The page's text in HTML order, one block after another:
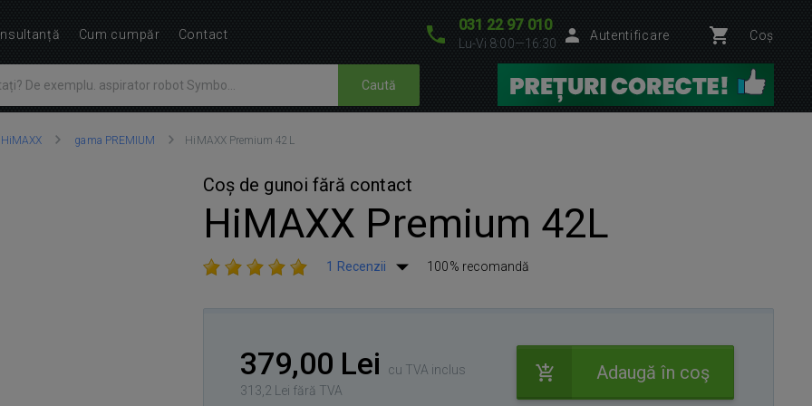
031 22 97 010
Lu-Vi 8:00—16:30
Autentificare Coș
Caută
HiMAXX gama PREMIUM HiMAXX Premium 42L
Coș de gunoi fără contact
HiMAXX Premium 42L
1 Recenzii 100% recomandă
379,00 Lei
cu TVA inclus
313,2 Lei fără TVA
Adaugă în coş
Cum cumpăr Contact